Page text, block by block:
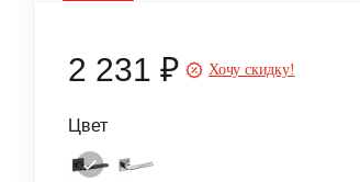
Цвет
2 231 ₽ Хочу скидку!